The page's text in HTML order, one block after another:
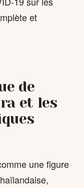
et
de
et les
une figure